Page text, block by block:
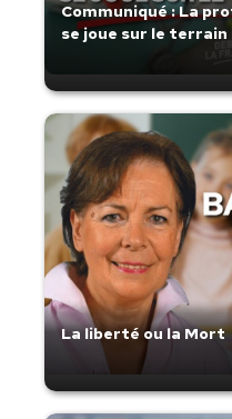
Communiqué : La
se joue sur le terrain
La liberté ou la Mort